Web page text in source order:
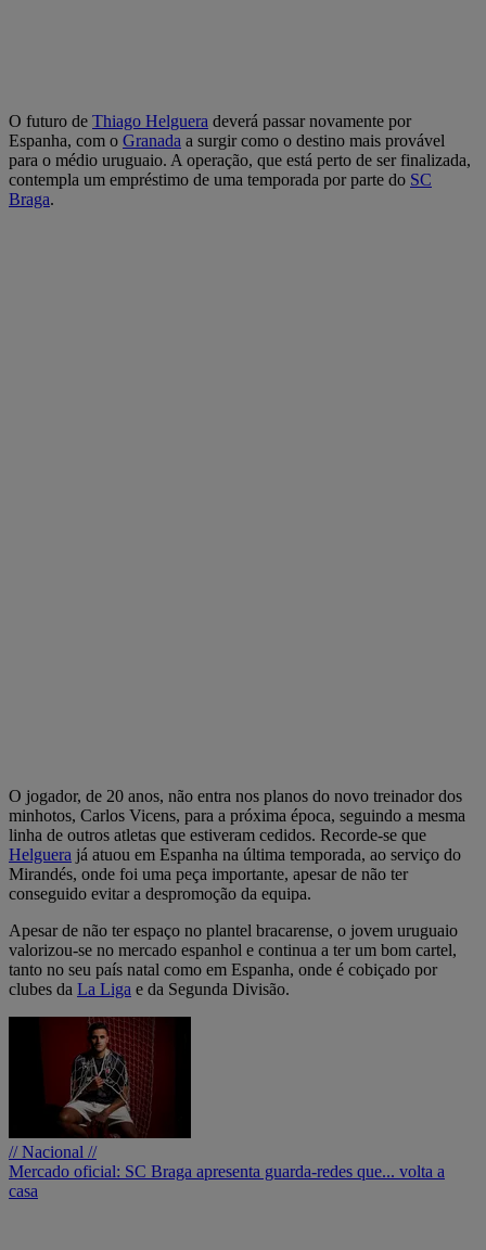
O futuro de Thiago Helguera deverá passar novamente por
Espanha, com o Granada a surgir como o destino mais provável
para o médio uruguaio. A operação, que está perto de ser finalizada,
contempla um empréstimo de uma temporada por parte do SC
Braga.
O jogador, de 20 anos, não entra nos planos do novo treinador dos
minhotos, Carlos Vicens, para a próxima época, seguindo a mesma
linha de outros atletas que estiveram cedidos. Recorde-se que
Helguera já atuou em Espanha na última temporada, ao serviço do
Mirandés, onde foi uma peça importante, apesar de não ter
conseguido evitar a despromoção da equipa.
Apesar de não ter espaço no plantel bracarense, o jovem uruguaio
valorizou-se no mercado espanhol e continua a ter um bom cartel,
tanto no seu país natal como em Espanha, onde é cobiçado por
clubes da La Liga e da Segunda Divisão.
// Nacional //
Mercado oficial: SC Braga apresenta guarda-redes que... volta a
casa